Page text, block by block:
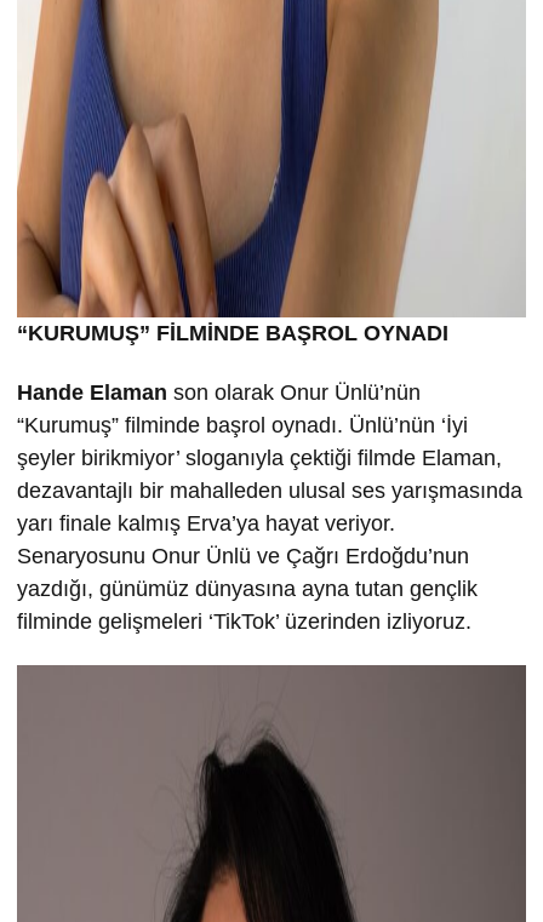
“KURUMUŞ” FİLMİNDE BAŞROL OYNADI
Hande Elaman son olarak Onur Ünlü’nün
“Kurumuş” filminde başrol oynadı. Ünlü’nün ‘İyi
şeyler birikmiyor’ sloganıyla çektiği filmde Elaman,
dezavantajlı bir mahalleden ulusal ses yarışmasında
yarı finale kalmış Erva’ya hayat veriyor.
Senaryosunu Onur Ünlü ve Çağrı Erdoğdu’nun
yazdığı, günümüz dünyasına ayna tutan gençlik
filminde gelişmeleri ‘TikTok’ üzerinden izliyoruz.